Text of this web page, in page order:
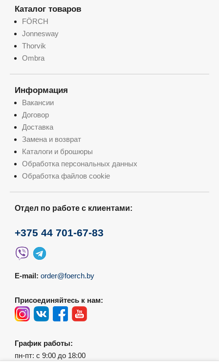
Каталог товаров
FÖRCH
Jonnesway
Thorvik
Ombra
Информация
Вакансии
Договор
Доставка
Замена и возврат
Каталоги и брошюры
Обработка персональных данных
Обработка файлов cookie
Отдел по работе с клиентами:
+375 44 701-67-83
E-mail: order@foerch.by
Присоединяйтесь к нам:
График работы:
пн-пт: с 9:00 до 18:00